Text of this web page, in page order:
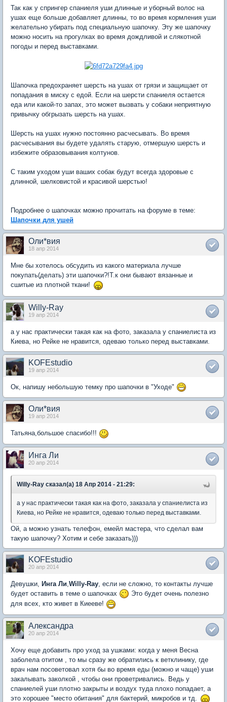
Так как у спрингер спаниеля уши длинные и уборный волос на
ушах еще больше добавляет длинны, то во время кормления уши
желательно убирать под специальную шапочку. Эту же шапочку
можно носить на прогулках во время дождливой и слякотной
погоды и перед выставками.
Шапочка предохраняет шерсть на ушах от грязи и защищает от
попадания в миску с едой. Если на шерсти спаниеля остается
еда или какой-то запах, это может вызвать у собаки неприятную
привычку обгрызать шерсть на ушах.
Шерсть на ушах нужно постоянно расчесывать. Во время
расчесывания вы будете удалять старую, отмершую шерсть и
избежите образовывания колтунов.
С таким уходом уши ваших собак будут всегда здоровые с
длинной, шелковистой и красивой шерстью!
Подробнее о шапочках можно прочитать на форуме в теме:
Шапочки для ушей
Оли*вия
18 апр 2014
Мне бы хотелось обсудить из какого материала лучше
покупать(делать) эти шапочки?!Т.к они бывают вязанные и
сшитые из плотной ткани!
Willy-Ray
19 апр 2014
а у нас практически такая как на фото, заказала у спаниелиста из
Киева, но Рейке не нравится, одеваю только перед выставками.
KOFEstudio
19 апр 2014
Ок, напишу небольшую темку про шапочки в "Уходе"
Оли*вия
19 апр 2014
Татьяна,большое спасибо!!!
Инга Ли
20 апр 2014
Willy-Ray сказал(а) 18 Апр 2014 - 21:29:
а у нас практически такая как на фото, заказала у спаниелиста из
Киева, но Рейке не нравится, одеваю только перед выставками.
Ой, а можно узнать телефон, емейл мастера, что сделал вам
такую шапочку? Хотим и себе заказать)))
KOFEstudio
20 апр 2014
Девушки, Инга Ли Willy-Ray , если не сложно, то контакты лучше
будет оставить в теме о шапочках
Это будет очень полезно
для всех, кто живет в Киееве!
Александра
20 апр 2014
Хочу еще добавить про уход за ушками: когда у меня Весна
заболела отитом , то мы сразу же обратились к ветклинику, где
врач нам посоветовал хотя бы во время еды (можно и чаще) уши
закалывать заколкой , чтобы они проветривались. Ведь у
спаниелей уши плотно закрыты и воздух туда плохо попадает, а
это хорошее "место обитания" для бактерий, микробов и тд.